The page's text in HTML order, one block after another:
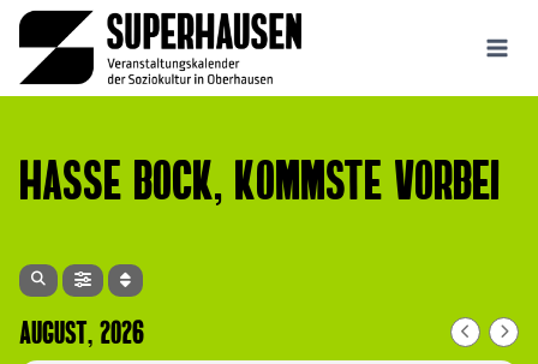
Zum
Inhalt
springen
Hasse Bock, kommste vorbei
AUGUST, 2026